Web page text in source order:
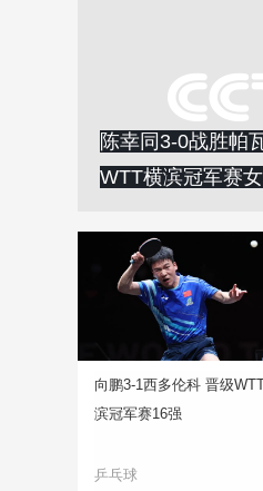
陈幸同3-0战胜帕
WTT横滨冠军赛
向鹏3-1西多伦科 晋级
滨冠军赛16强
乒乓球